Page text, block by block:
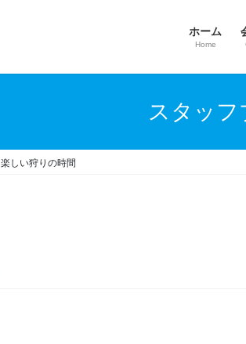
ホーム
Home
スタッフ
楽しい狩りの時間